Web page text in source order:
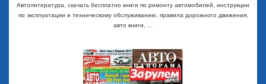
Автолитература, скачать бесплатно книги по ремонту автомобилей, инструкции
по эксплуатации и техническому обслуживанию, правила дорожного движения,
авто книги, ...